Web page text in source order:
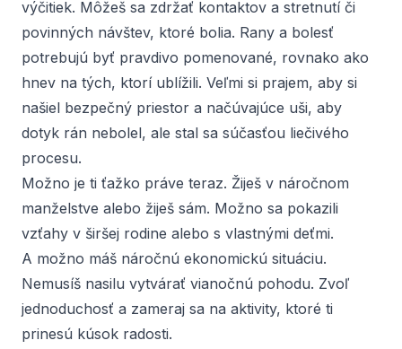
výčitiek. Môžeš sa zdržať kontaktov a stretnutí či
povinných návštev, ktoré bolia. Rany a bolesť
potrebujú byť pravdivo pomenované, rovnako ako
hnev na tých, ktorí ublížili. Veľmi si prajem, aby si
našiel bezpečný priestor a načúvajúce uši, aby
dotyk rán nebolel, ale stal sa súčasťou liečivého
procesu.
Možno je ti ťažko práve teraz. Žiješ v náročnom
manželstve alebo žiješ sám. Možno sa pokazili
vzťahy v širšej rodine alebo s vlastnými deťmi.
A možno máš náročnú ekonomickú situáciu.
Nemusíš nasilu vytvárať vianočnú pohodu. Zvoľ
jednoduchosť a zameraj sa na aktivity, ktoré ti
prinesú kúsok radosti.